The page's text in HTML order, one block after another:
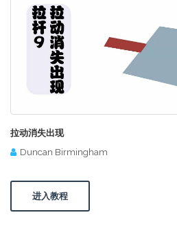
拉动消失出现
Duncan Birmingham
进入教程